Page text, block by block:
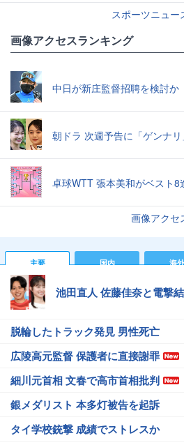
スポーツニュー
画像アクセスランキング
中日が新庄監督招聘を検討か
朝ドラ 次週予告に「ゲンナリ
卓球WTT 張本美和がベスト8
画像アクセ
主要 国内 海外
池田直人 佐藤佳奈と電撃
脱輪したトラック発見 男性死亡
広陵高元監督 保護者に直接謝罪
細川元首相 文春で高市首相批判
銀メダリスト 本多灯被告を起訴
タイ学校銃撃 成績でストレスか